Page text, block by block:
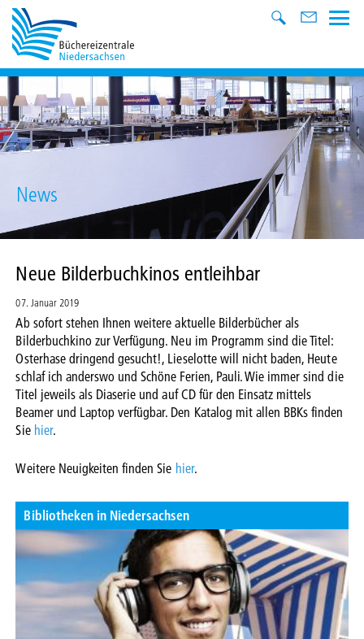
News
Neue Bilderbuchkinos entleihbar
07. Januar 2019
Ab sofort stehen Ihnen weitere aktuelle Bilderbücher als
Bilderbuchkino zur Verfügung. Neu im Programm sind die Titel:
Osterhase dringend gesucht!, Lieselotte will nicht baden, Heute
schlaf ich anderswo und Schöne Ferien, Pauli. Wie immer sind die
Titel jeweils als Diaserie und auf CD für den Einsatz mittels
Beamer und Laptop verfügbar. Den Katalog mit allen BBKs finden
Sie hier.
Weitere Neuigkeiten finden Sie hier.
Bibliotheken in Niedersachsen